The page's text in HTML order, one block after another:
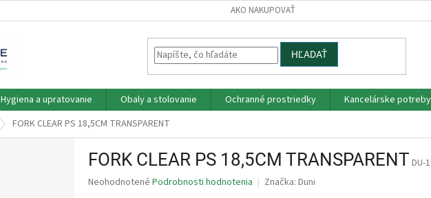
AKO NAKUPOVAŤ
HĽADAŤ
Hygiena a upratovanie Obaly a stolovanie Ochranné prostriedky Kancelárske potreby
FORK CLEAR PS 18,5CM TRANSPARENT
FORK CLEAR PS 18,5CM TRANSPARENT DU-
Priemerné
Neohodnotené Podrobnosti hodnotenia Značka: Duni